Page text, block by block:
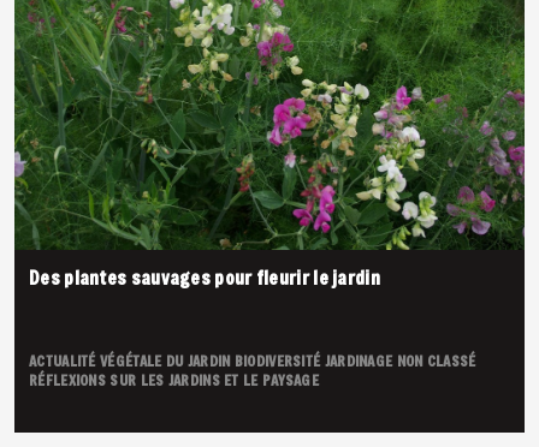
Des plantes sauvages pour fleurir le jardin
ACTUALITÉ VÉGÉTALE DU JARDIN BIODIVERSITÉJARDINAGE NON CLASSÉ
RÉFLEXIONS SUR LES JARDINS ET LE PAYSAGE